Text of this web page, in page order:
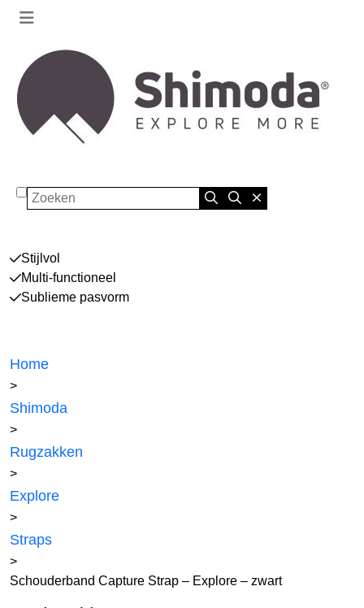
Zoeken
Stijlvol
Multi-functioneel
Sublieme pasvorm
Home
>
Shimoda
>
Rugzakken
>
Explore
>
Straps
>
Schouderband Capture Strap – Explore – zwart